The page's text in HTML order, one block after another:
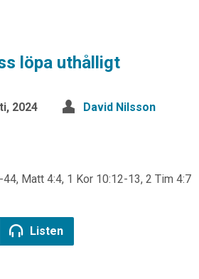
löpa uthålligt
2024 David Nilsson
Matt 4:4, 1 Kor 10:12-13, 2 Tim 4:7
Listen